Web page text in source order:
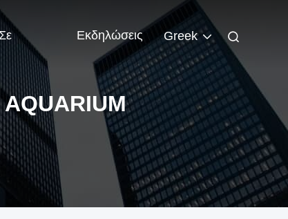
Εκδηλώσεις Greek